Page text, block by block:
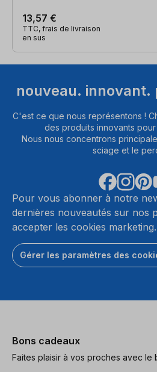
13,57 €
TTC, frais de livraison
en sus
nouveau. innovant.
C'est ce que nous représentons !
des produits innovants
Nous nous concentrons
sciage et le
Pour vous abonner à notre
dernières nouveautés sur nos
accepter les cookies marketing.
Gérer les paramètres des
Bons cadeaux
Faites plaisir à vos proches avec le